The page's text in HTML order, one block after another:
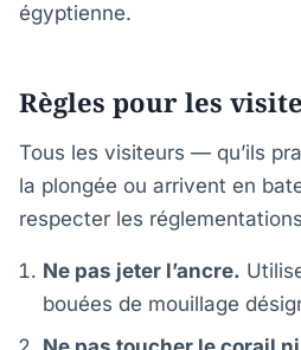
égyptienne.
Règles pour les
Tous les visiteurs — qu’ils
la plongée ou arrivent en
respecter les
Ne pas jeter l’ancre.
bouées de mouillage